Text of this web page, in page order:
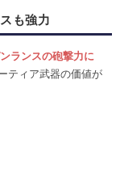
も強力
ランスの砲撃力に
ティア武器の価値が